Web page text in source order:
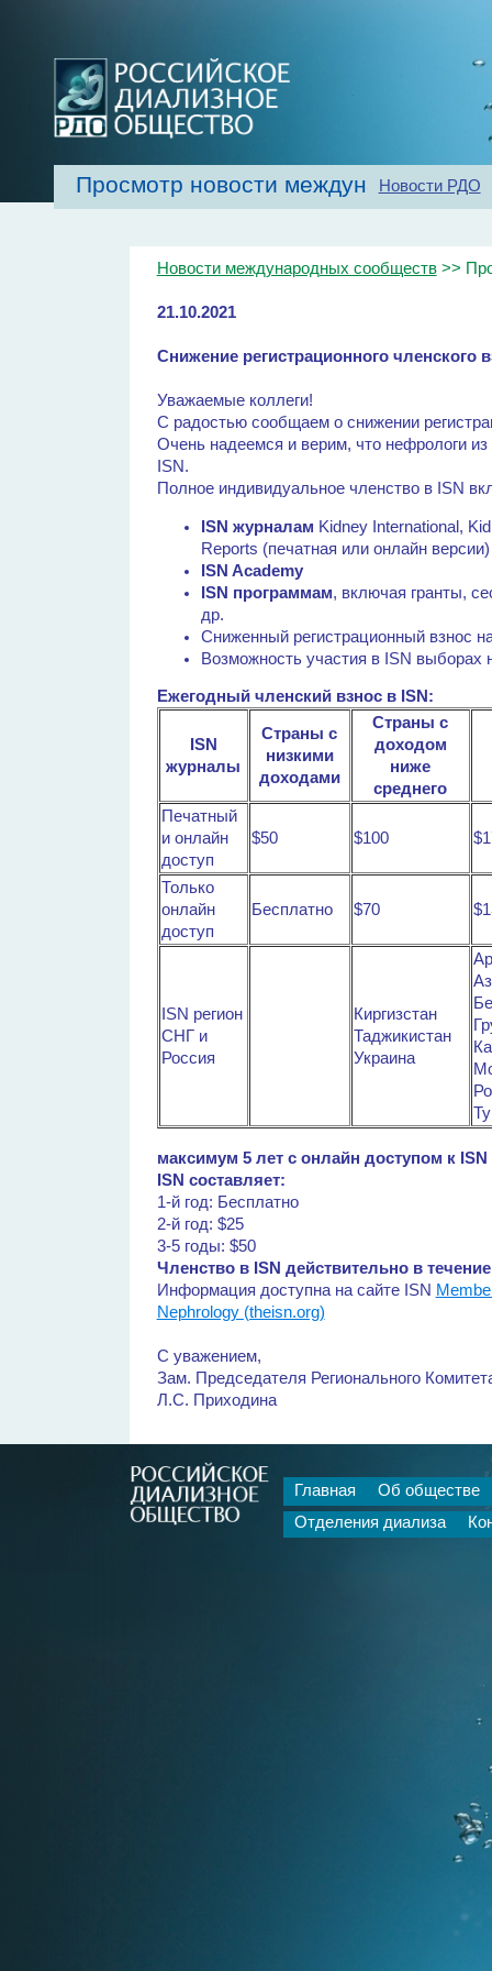
Главная Об обществе Рекомендации
Просмотр новости международных
Новости РДО
Новости международных сообществ>>
21.10.2021
Снижение регистрационного членского
Уважаемые коллеги!
С радостью сообщаем о снижении
Очень надеемся и верим, что нефрологи
ISN.
Полное индивидуальное членство в ISN
ISN журналам Kidney International,
Reports (печатная или онлайн версии)
ISN Academy
ISN программам, включая гранты,
др.
Сниженный регистрационный взнос
Возможность участия в ISN выборах
Ежегодный членский взнос в ISN:
ISN
журналы
Страны с
низкими
доходами
Cтраны с
доходом
ниже
среднего
Печатный
и онлайн
доступ
$50 $100
Только
онлайн
доступ
Бесплатно $70
ISN регион
СНГ и
Россия
Киргизстан
Таджикистан
Украина
максимум 5 лет с онлайн доступом к
ISN составляет:
1-й год: Бесплатно
2-й год: $25
3-5 годы: $50
Членство в ISN действительно в
Информация доступна на сайте ISN
Nephrology (theisn.org)
С уважением,
Зам. Председателя Регионального
Л.С. Приходина
Главная
Об обществе
Отделения диализа